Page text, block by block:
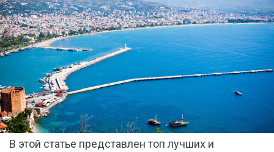
В этой статье представлен топ лучших и